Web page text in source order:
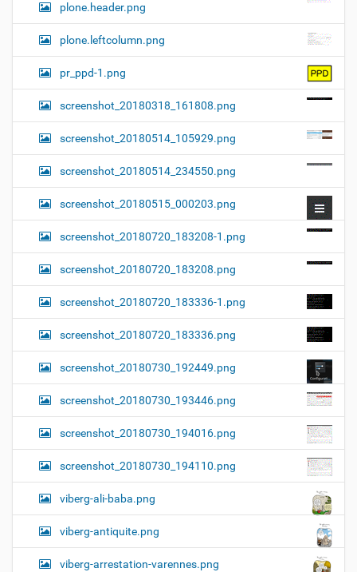
plone.header.png
plone.leftcolumn.png
pr_ppd-1.png
screenshot_20180318_161808.png
screenshot_20180514_105929.png
screenshot_20180514_234550.png
screenshot_20180515_000203.png
screenshot_20180720_183208-1.png
screenshot_20180720_183208.png
screenshot_20180720_183336-1.png
screenshot_20180720_183336.png
screenshot_20180730_192449.png
screenshot_20180730_193446.png
screenshot_20180730_194016.png
screenshot_20180730_194110.png
viberg-ali-baba.png
viberg-antiquite.png
viberg-arrestation-varennes.png